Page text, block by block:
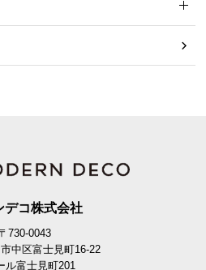
デコ株式会社
730-0043
中区富士見町16-22
ル富士見町201